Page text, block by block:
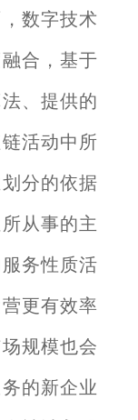
数字技术
合，基于
、提供的
活动中所
分的依据
从事的主
务性质活
更有效率
规模也会
的新企业